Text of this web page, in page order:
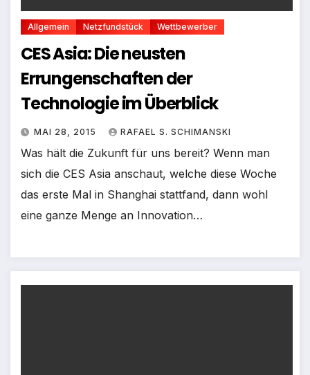
Allgemein Netzfundstück Wettbewerber
CES Asia: Die neusten
Errungenschaften der
Technologie im Überblick
MAI 28, 2015 RAFAEL S. SCHIMANSKI
Was hält die Zukunft für uns bereit? Wenn man
sich die CES Asia anschaut, welche diese Woche
das erste Mal in Shanghai stattfand, dann wohl
eine ganze Menge an Innovation…